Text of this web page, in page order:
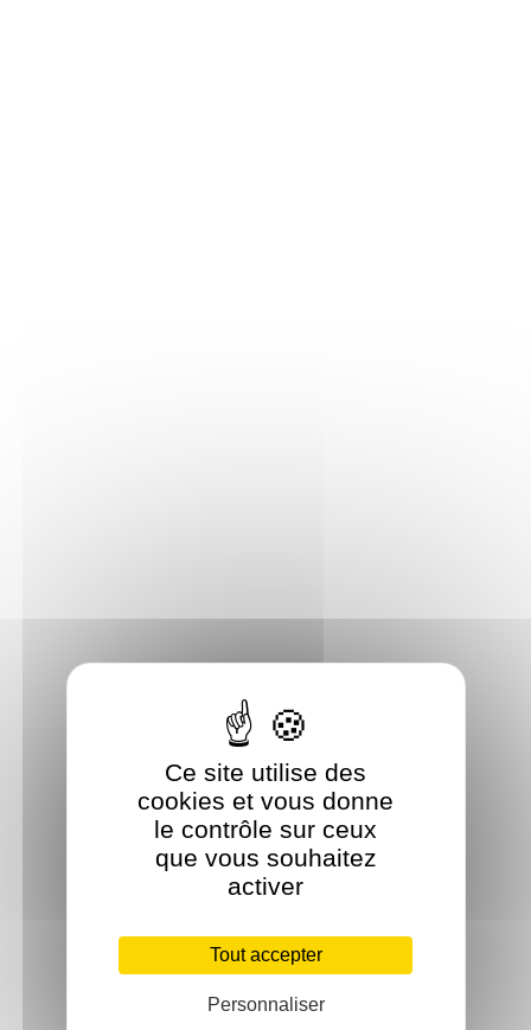
Ce site utilise des
cookies et vous donne
le contrôle sur ceux
que vous souhaitez
activer
Tout accepter
Personnaliser